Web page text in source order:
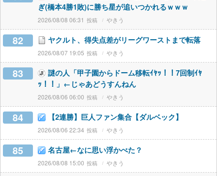
ぎ(橋本4勝1敗)に勝ち星が追いつかれるｗｗｗ
2026/08/08 06:31 やきう
82 ヤクルト、得失点差がリーグワーストまで転落
2026/08/07 19:05 やきう
83
謎の人「甲子園からドーム移転ｲﾔｯ！！7回制ｲﾔ
ｯ！！」←じゃあどうすんねん
2026/08/06 06:00 やきう
84 【2連勝】巨人ファン集合【ダルベック】
2026/08/06 22:34 やきう
85 名古屋←なに思い浮かべた？
2026/08/08 15:00 やきう